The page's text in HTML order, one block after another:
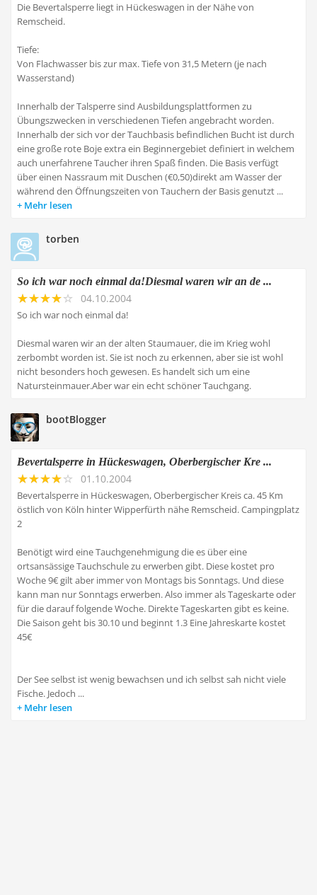
Die Bevertalsperre liegt in Hückeswagen in der Nähe von
Remscheid.
Tiefe:
Von Flachwasser bis zur max. Tiefe von 31,5 Metern (je nach
Wasserstand)
Innerhalb der Talsperre sind Ausbildungsplattformen zu
Übungszwecken in verschiedenen Tiefen angebracht worden.
Innerhalb der sich vor der Tauchbasis befindlichen Bucht ist durch
eine große rote Boje extra ein Beginnergebiet definiert in welchem
auch unerfahrene Taucher ihren Spaß finden. Die Basis verfügt
über einen Nassraum mit Duschen (€0,50)direkt am Wasser der
während den Öffnungszeiten von Tauchern der Basis genutzt ...
Mehr lesen
torben
So ich war noch einmal da!Diesmal waren wir an de ...
04.10.2004
So ich war noch einmal da!
Diesmal waren wir an der alten Staumauer, die im Krieg wohl
zerbombt worden ist. Sie ist noch zu erkennen, aber sie ist wohl
nicht besonders hoch gewesen. Es handelt sich um eine
Natursteinmauer.Aber war ein echt schöner Tauchgang.
bootBlogger
Bevertalsperre in Hückeswagen, Oberbergischer Kre ...
01.10.2004
Bevertalsperre in Hückeswagen, Oberbergischer Kreis ca. 45 Km
östlich von Köln hinter Wipperfürth nähe Remscheid. Campingplatz
2
Benötigt wird eine Tauchgenehmigung die es über eine
ortsansässige Tauchschule zu erwerben gibt. Diese kostet pro
Woche 9€ gilt aber immer von Montags bis Sonntags. Und diese
kann man nur Sonntags erwerben. Also immer als Tageskarte oder
für die darauf folgende Woche. Direkte Tageskarten gibt es keine.
Die Saison geht bis 30.10 und beginnt 1.3 Eine Jahreskarte kostet
45€
Der See selbst ist wenig bewachsen und ich selbst sah nicht viele
Fische. Jedoch ...
Mehr lesen